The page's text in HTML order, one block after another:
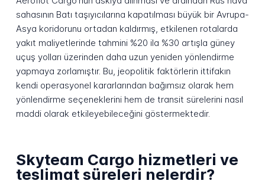
sahasının Batı taşıyıcılarına kapatılması büyük bir Avrupa-
Asya koridorunu ortadan kaldırmış, etkilenen rotalarda
yakıt maliyetlerinde tahmini %20 ila %30 artışla güney
uçuş yolları üzerinden daha uzun yeniden yönlendirme
yapmaya zorlamıştır. Bu, jeopolitik faktörlerin ittifakın
kendi operasyonel kararlarından bağımsız olarak hem
yönlendirme seçeneklerini hem de transit sürelerini nasıl
maddi olarak etkileyebileceğini göstermektedir.
Skyteam Cargo hizmetleri ve
teslimat süreleri nelerdir?